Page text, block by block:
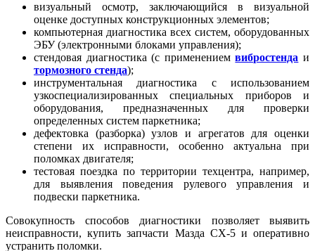
визуальный осмотр, заключающийся в визуальной
оценке доступных конструкционных элементов;
компьютерная диагностика всех систем, оборудованных
ЭБУ (электронными блоками управления);
стендовая диагностика (с применениемвибростенда и
тормозного стенда);
инструментальная диагностика с использованием
узкоспециализированных специальных приборов и
оборудования, предназначенных для проверки
определенных систем паркетника;
дефектовка (разборка) узлов и агрегатов для оценки
степени их исправности, особенно актуальна при
поломках двигателя;
тестовая поездка по территории техцентра, например,
для выявления поведения рулевого управления и
подвески паркетника.
Совокупность способов диагностики позволяет выявить
неисправности, купить запчасти Мазда CX-5 и оперативно
устранить поломки.